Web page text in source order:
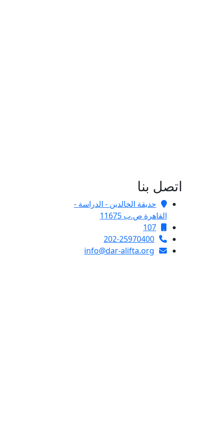
اتصل بنا
حديقة الخالدين - الدراسة -
القاهرة ص.ب 11675
107
202-25970400
info@dar-alifta.org